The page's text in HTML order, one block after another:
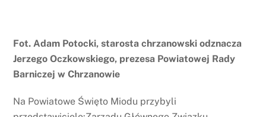
Fot. Adam Potocki, starosta chrzanowski odznacza
Jerzego Oczkowskiego, prezesa Powiatowej Rady
Barniczej w Chrzanowie
Na Powiatowe Święto Miodu przybyli